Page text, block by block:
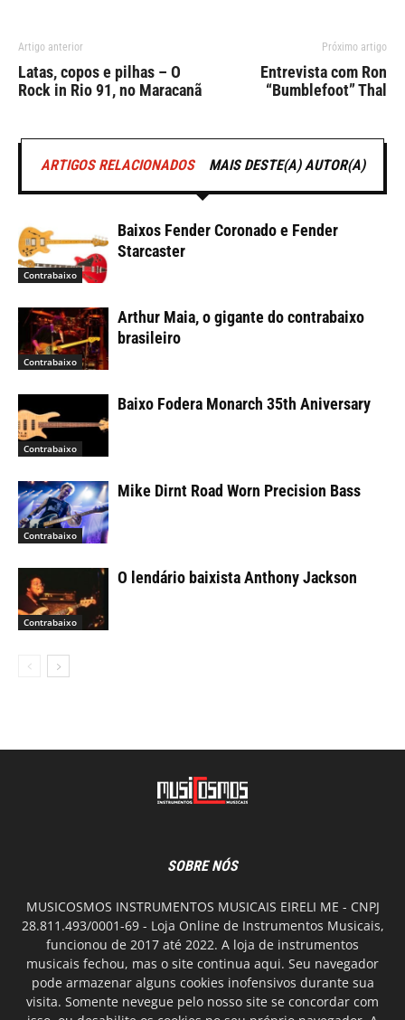
Artigo anterior
Latas, copos e pilhas – O
Rock in Rio 91, no Maracanã
Próximo artigo
Entrevista com Ron
“Bumblefoot” Thal
ARTIGOS RELACIONADOS MAIS DESTE(A) AUTOR(A)
Contrabaixo
Baixos Fender Coronado e Fender
Starcaster
Contrabaixo
Arthur Maia, o gigante do contrabaixo
brasileiro
Contrabaixo
Baixo Fodera Monarch 35th Aniversary
Contrabaixo
Mike Dirnt Road Worn Precision Bass
Contrabaixo
O lendário baixista Anthony Jackson
SOBRE NÓS
MUSICOSMOS INSTRUMENTOS MUSICAIS EIRELI ME - CNPJ
28.811.493/0001-69 - Loja Online de Instrumentos Musicais,
funcionou de 2017 até 2022. A loja de instrumentos
musicais fechou, mas o site continua aqui. Seu navegador
pode armazenar alguns cookies inofensivos durante sua
visita. Somente nevegue pelo nosso site se concordar com